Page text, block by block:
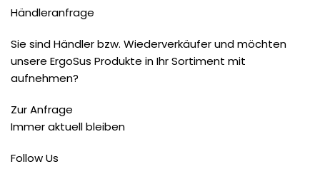
Händleranfrage
Sie sind Händler bzw. Wiederverkäufer und möchten
unsere ErgoSus Produkte in Ihr Sortiment mit
aufnehmen?
Zur Anfrage
Immer aktuell bleiben
Follow Us